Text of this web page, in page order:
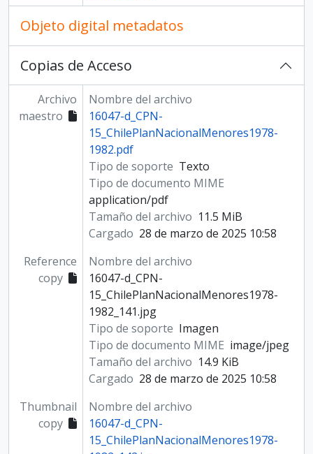
Objeto digital metadatos
Copias de Acceso
Archivo
maestro
Nombre del archivo
16047-d_CPN-
15_ChilePlanNacionalMenores1978-
1982.pdf
Tipo de soporte Texto
Tipo de documento MIME
application/pdf
Tamaño del archivo 11.5 MiB
Cargado 28 de marzo de 2025 10:58
Reference
copy
Nombre del archivo
16047-d_CPN-
15_ChilePlanNacionalMenores1978-
1982_141.jpg
Tipo de soporte Imagen
Tipo de documento MIME image/jpeg
Tamaño del archivo 14.9 KiB
Cargado 28 de marzo de 2025 10:58
Thumbnail
copy
Nombre del archivo
16047-d_CPN-
15_ChilePlanNacionalMenores1978-